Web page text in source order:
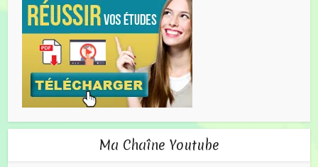
Ma Chaîne Youtube